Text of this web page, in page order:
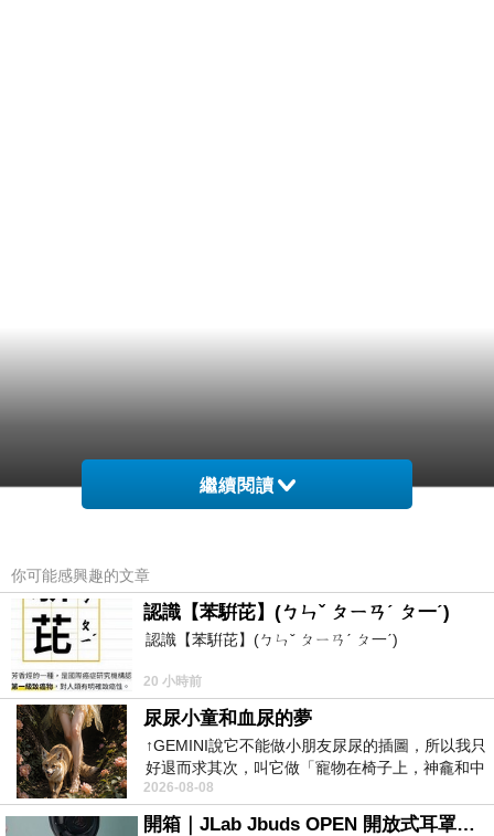
繼續閱讀
你可能感興趣的文章
認識【苯騈芘】(ㄅㄣˇ ㄆㄧㄢˊ ㄆ一ˊ)
認識【苯騈芘】(ㄅㄣˇ ㄆㄧㄢˊ ㄆ一ˊ)
20 小時前
尿尿小童和血尿的夢
↑GEMINI說它不能做小朋友尿尿的插圖，所以我只
好退而求其次，叫它做「寵物在椅子上，神龕和中
年人臉孔」的畫了。 六月底
2026-08-08
開箱｜JLab Jbuds OPEN 開放式耳罩藍牙耳機 - 設計美學，輕巧、透氣、環境音全物理達成！